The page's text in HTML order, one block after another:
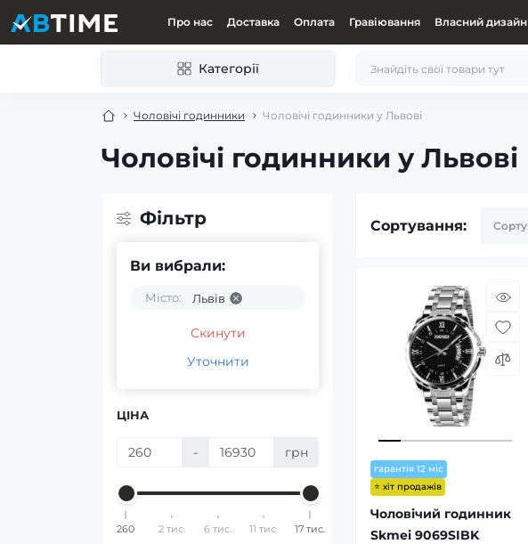
Про нас Доставка Оплата Гравіювання Власний дизайн
Категорії
Чоловічі годинники Чоловічі годинники у Львові
Чоловічі годинники у Львові
Фільтр
Ви вибрали:
Місто: Львів
Скинути
Уточнити
ЦІНА
- грн
260 2 тис. 6 тис. 11 тис. 17 тис.
Сортування:
гарантія 12 міс
⭐ хіт продажів
Чоловічий годинник
Skmei 9069SIBK